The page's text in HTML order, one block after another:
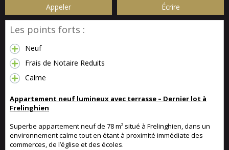
Appeler Écrire
Les points forts :
Neuf
Frais de Notaire Reduits
Calme
Appartement neuf lumineux avec terrasse – Dernier lot à
Frelinghien
Superbe appartement neuf de 78 m² situé à Frelinghien, dans un
environnement calme tout en étant à proximité immédiate des
commerces, de l’église et des écoles.